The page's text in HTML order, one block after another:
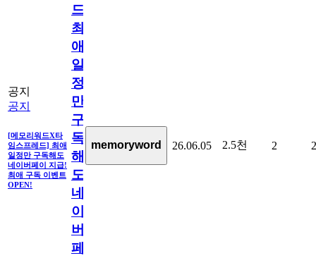
공지
공지
[메모리워드X타
임스프레드] 최애
일정만 구독해도
네이버페이 지급!
최애 구독 이벤트
OPEN!
드]
최
애
일
정
만
구
독
해
도
네
이
버
페
memoryword 26.06.05 2.5천 2 2